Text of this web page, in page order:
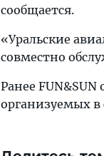
сообщается.
«Уральские
совместно
Ранее
организуемых в